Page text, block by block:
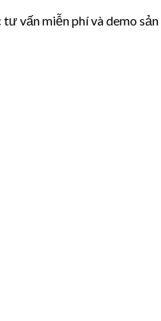
tư vấn miễn phí và demo